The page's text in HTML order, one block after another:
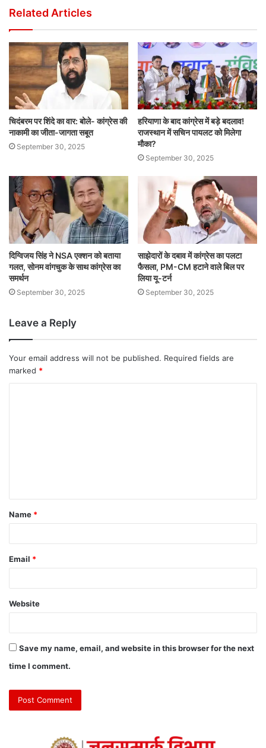
Related Articles
चिदंबरम पर शिंदे का वार: बोले- कांग्रेस की
नाकामी का जीता-जागता सबूत
September 30, 2025
हरियाणा के बाद कांग्रेस में बड़े बदलाव!
राजस्थान में सचिन पायलट को मिलेगा
मौका?
September 30, 2025
दिग्विजय सिंह ने NSA एक्शन को बताया
गलत, सोनम वांगचुक के साथ कांग्रेस का
समर्थन
September 30, 2025
साझेदारों के दबाव में कांग्रेस का पलटा
फैसला, PM-CM हटाने वाले बिल पर
लिया यू-टर्न
September 30, 2025
Leave a Reply
Your email address will not be published. Required fields are
marked *
Name *
Email *
Website
Save my name, email, and website in this browser for the next
time I comment.